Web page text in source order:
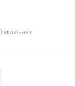
включает